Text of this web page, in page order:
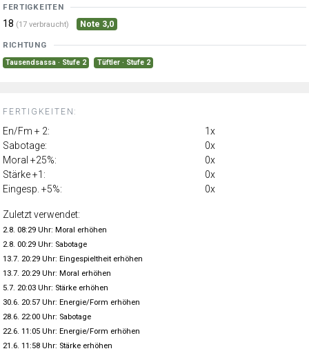
FERTIGKEITEN
18 (17 verbraucht) Note 3,0
RICHTUNG
Tausendsassa · Stufe 2 Tüftler · Stufe 2
FERTIGKEITEN:
En/Fm + 2:
1x
Sabotage:
0x
Moral +25%:
0x
Stärke +1:
0x
Eingesp. +5%:
0x
Zuletzt verwendet:
2.8. 08:29 Uhr: Moral erhöhen
2.8. 00:29 Uhr: Sabotage
13.7. 20:29 Uhr: Eingespieltheit erhöhen
13.7. 20:29 Uhr: Moral erhöhen
5.7. 20:03 Uhr: Stärke erhöhen
30.6. 20:57 Uhr: Energie/Form erhöhen
28.6. 22:00 Uhr: Sabotage
22.6. 11:05 Uhr: Energie/Form erhöhen
21.6. 11:58 Uhr: Stärke erhöhen